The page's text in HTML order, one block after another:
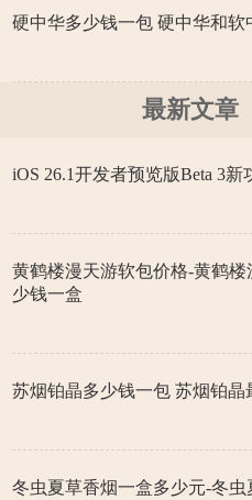
硬中华多少钱一包 硬中华和软
最新文章
iOS 26.1开发者预览版Beta 3新
黄鹤楼漫天游软包价格-黄鹤楼
少钱一盒
苏烟铂晶多少钱一包 苏烟铂晶
冬虫夏草香烟一盒多少元-冬虫